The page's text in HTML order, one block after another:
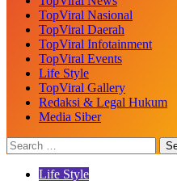
TopViral Nasional
TopViral Daerah
TopViral Infotainment
TopViral Events
Life Style
TopViral Gallery
Redaksi & Legal Hukum
Media Siber
Life Style